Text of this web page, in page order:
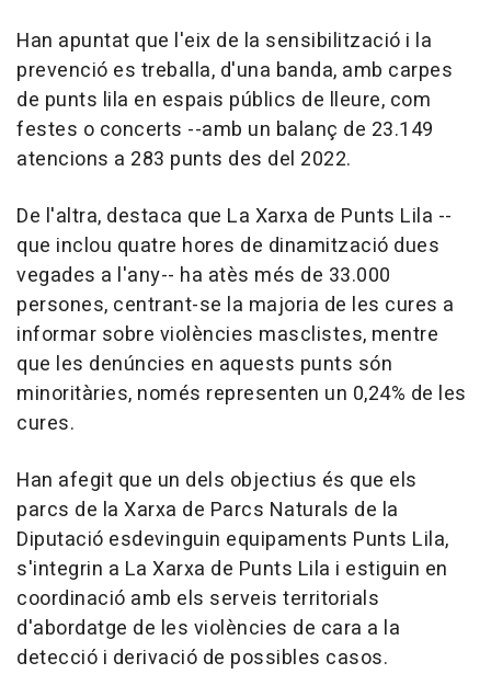
Han apuntat que l'eix de la sensibilització i la
prevenció es treballa, d'una banda, amb carpes
de punts lila en espais públics de lleure, com
festes o concerts --amb un balanç de 23.149
atencions a 283 punts des del 2022.
De l'altra, destaca que La Xarxa de Punts Lila --
que inclou quatre hores de dinamització dues
vegades a l'any-- ha atès més de 33.000
persones, centrant-se la majoria de les cures a
informar sobre violències masclistes, mentre
que les denúncies en aquests punts són
minoritàries, només representen un 0,24% de les
cures.
Han afegit que un dels objectius és que els
parcs de la Xarxa de Parcs Naturals de la
Diputació esdevinguin equipaments Punts Lila,
s'integrin a La Xarxa de Punts Lila i estiguin en
coordinació amb els serveis territorials
d'abordatge de les violències de cara a la
detecció i derivació de possibles casos.